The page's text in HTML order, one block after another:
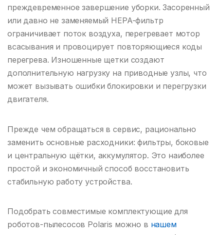
преждевременное завершение уборки. Засоренный
или давно не заменяемый HEPA-фильтр
ограничивает поток воздуха, перегревает мотор
всасывания и провоцирует повторяющиеся коды
перегрева. Изношенные щетки создают
дополнительную нагрузку на приводные узлы, что
может вызывать ошибки блокировки и перегрузки
двигателя.
Прежде чем обращаться в сервис, рационально
заменить основные расходники: фильтры, боковые
и центральную щётки, аккумулятор. Это наиболее
простой и экономичный способ восстановить
стабильную работу устройства.
Подобрать совместимые комплектующие для
роботов-пылесосов Polaris можно в нашем